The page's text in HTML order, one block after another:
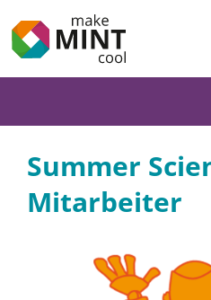
Summer
Mitarbeiter